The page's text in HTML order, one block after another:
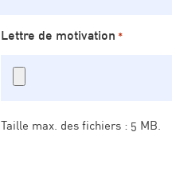
Lettre de motivation *
Taille max. des fichiers : 5 MB.